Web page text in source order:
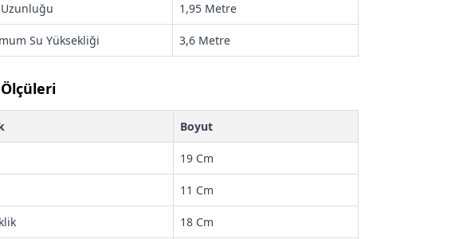
1,95 Metre
Su Yüksekliği 3,6 Metre
Boyut
19 Cm
11 Cm
18 Cm